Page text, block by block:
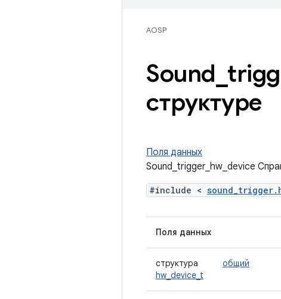
AOSP
Sound
структуре
Поля данных
Sound_trigger_hw_device
#include <
Поля данных
структура
hw_device_t
общий